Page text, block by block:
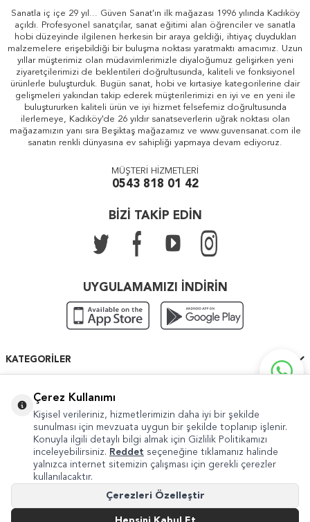
Sanatla iç içe 29 yıl... Güven Sanat'ın ilk mağazası 1996 yılında Kadıköy
açıldı. Profesyonel sanatçılar, sanat eğitimi alan öğrenciler ve sanatla
hobi düzeyinde ilgilenen herkesin bir araya geldiği, ihtiyaç duydukları
malzemelere erişebildiği bir buluşma noktası yaratmaktı amacımız. Uzun
yıllar müşterimiz olan müdavimlerimizle diyaloğumuz gelişirken yeni
ziyaretçilerimizi de beklentileri doğrultusunda, kaliteli ve fonksiyonel
ürünlerle buluşturduk. Bugün sanat, hobi ve kırtasiye kategorilerine dair
gelişmeleri yakından takip ederek müşterilerimizi en iyi ve en yeni ile
buluştururken kaliteli ürün ve iyi hizmet felsefemiz doğrultusunda
ilerlemeye, Kadıköy'de 26 yıldır sanatseverlerin uğrak noktası olan
mağazamızın yanı sıra Beşiktaş mağazamız ve www.guvensanat.com ile
sanatın renkli dünyasına ev sahipliği yapmaya devam ediyoruz.
MÜŞTERİ HİZMETLERİ
0543 818 01 42
BİZİ TAKİP EDİN
UYGULAMAMIZI İNDİRİN
KATEGORILER
HIZLI ERIŞIM
Copyright © 2022 Güven Sanat
Çerez Kullanımı
Kişisel verileriniz, hizmetlerimizin daha iyi bir şekilde
sunulması için mevzuata uygun bir şekilde toplanıp işlenir.
Konuyla ilgili detaylı bilgi almak için Gizlilik Politikamızı
inceleyebilirsiniz. Reddet seçeneğine tıklamanız halinde
yalnızca internet sitemizin çalışması için gerekli çerezler
kullanılacaktır.
Çerezleri Özelleştir